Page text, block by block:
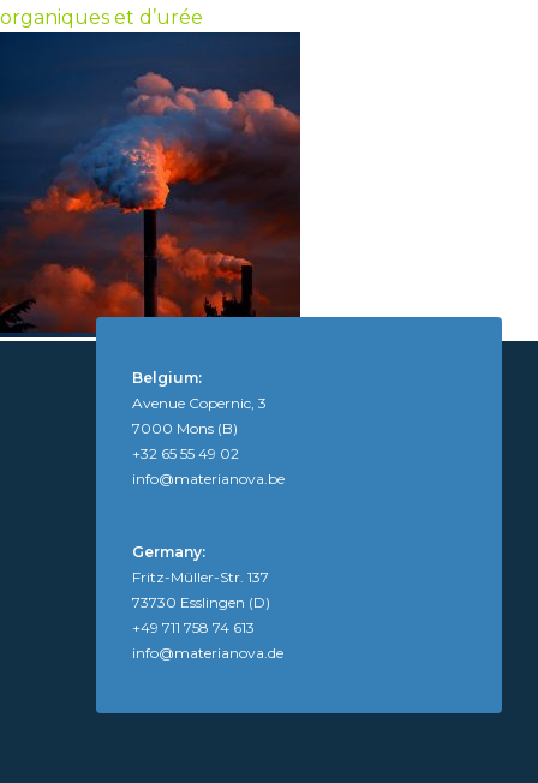
organiques et d’urée
Belgium:
Avenue Copernic, 3
7000 Mons (B)
+32 65 55 49 02
info@materianova.be
Germany:
Fritz-Müller-Str. 137
73730 Esslingen (D)
+49 711 758 74 613
info@materianova.de